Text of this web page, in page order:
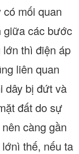
mối quan
giữa các bước
thì điện áp
liên quan
dây bị đứt và
đất do sự
càng gần
thế, nếu ta